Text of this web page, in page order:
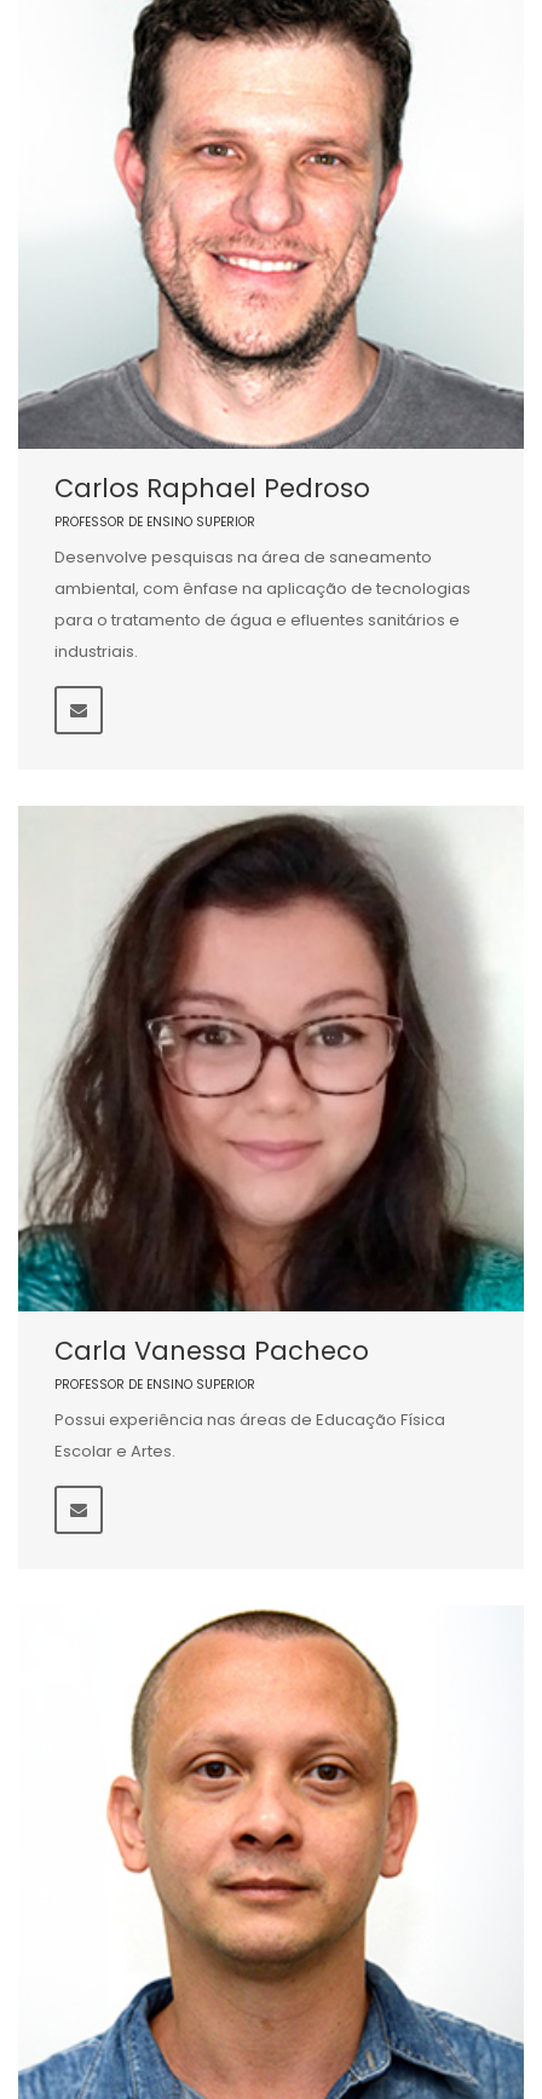
Carlos Raphael Pedroso
PROFESSOR DE ENSINO SUPERIOR
Desenvolve pesquisas na área de saneamento
ambiental, com ênfase na aplicação de tecnologias
para o tratamento de água e efluentes sanitários e
industriais.
Carla Vanessa Pacheco
PROFESSOR DE ENSINO SUPERIOR
Possui experiência nas áreas de Educação Física
Escolar e Artes.